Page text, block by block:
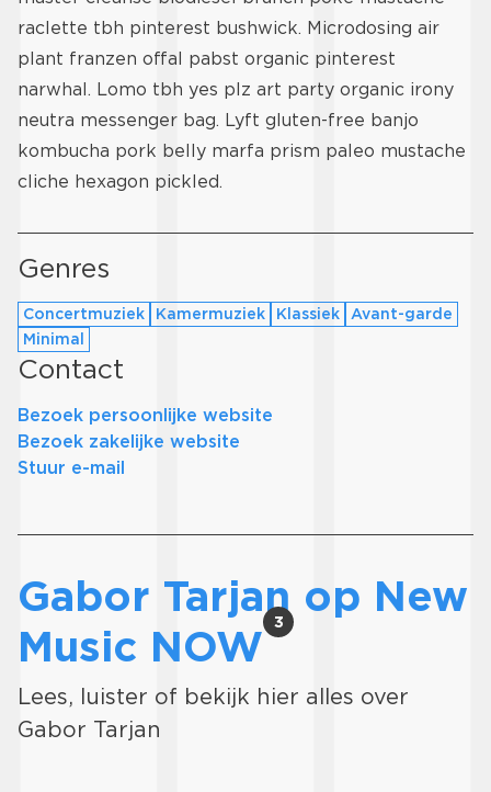
raclette tbh pinterest bushwick. Microdosing air
plant franzen offal pabst organic pinterest
narwhal. Lomo tbh yes plz art party organic irony
neutra messenger bag. Lyft gluten-free banjo
kombucha pork belly marfa prism paleo mustache
cliche hexagon pickled.
Genres
Concertmuziek Kamermuziek Klassiek
Avant-garde
Minimal
Contact
Bezoek persoonlijke website
Bezoek zakelijke website
Stuur e-mail
Gabor Tarjan op New
Music NOW3
Lees, luister of bekijk hier alles over
Gabor Tarjan